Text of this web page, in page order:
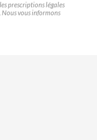
prescriptions légales
Nous vous informons